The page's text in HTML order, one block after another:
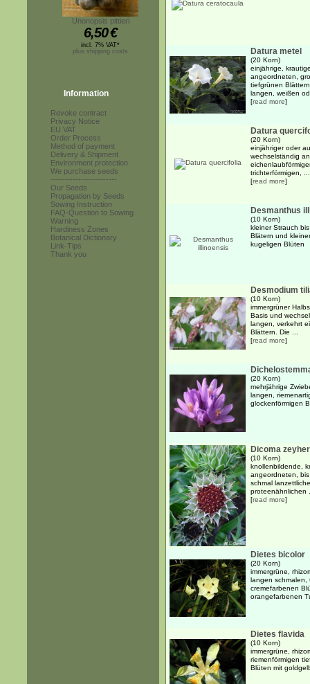
Unonopsis pittieri
6,50€
incl. 7% VAT*
plus shipping costs
Information
Revoke contract
Privacy Notice
EU VAT
Order Process
Method of payment
Delivery & Shipment
Environment protection
We purchase seeds
------------------------
Our Seeds
Propagation by Seeds
Sowing Instruction
FAQ-Question to Sowing
Warning
Hardiness Zones
Botanical Dictionary
Link-Tips
Thank you
Datura metel
(20 Korn)
einjährige,
angeordneten,
tiefgrünen
langen, weißen
[read more]
Datura
(20 Korn)
einjähriger oder
wechselständig
trichterförmigen, ...
[read more]
Desmanthus
(10 Korn)
kleiner Strauch
Blätern und
kugeligen Blüten
Desmodium
(10 Korn)
immergrüner
Basis und
langen, verkehrt
Blättern. Die ...
[read more]
(20 Korn)
mehrjährige
langen,
glockenförmigen
Dicoma
(10 Korn)
knollenbildende,
angeordneten,
schmal
proteenähnlichen
[read more]
Dietes bicolor
(20 Korn)
immergrüne,
langen schmalen,
cremefarbenen
orangefarbenen
Dietes flavida
(10 Korn)
immergrüne,
riemenförmigen
Blüten mit